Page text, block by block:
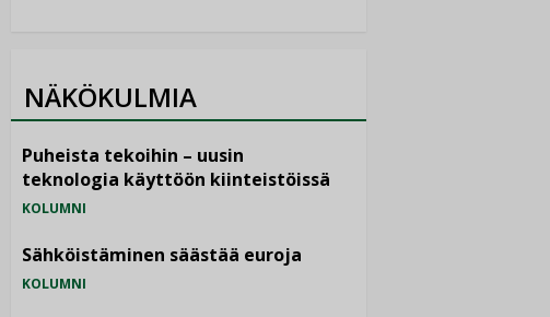
NÄKÖKULMIA
Puheista tekoihin – uusin
teknologia käyttöön kiinteistöissä
KOLUMNI
Sähköistäminen säästää euroja
KOLUMNI